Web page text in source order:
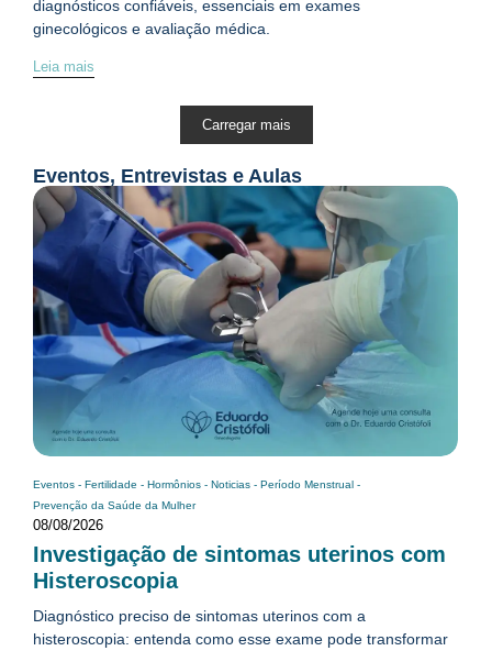
diagnósticos confiáveis, essenciais em exames
ginecológicos e avaliação médica.
Leia mais
Carregar mais
Eventos, Entrevistas e Aulas
Eventos - Fertilidade - Hormônios - Noticias - Período Menstrual -
Prevenção da Saúde da Mulher
08/08/2026
Investigação de sintomas uterinos com
Histeroscopia
Diagnóstico preciso de sintomas uterinos com a
histeroscopia: entenda como esse exame pode transformar